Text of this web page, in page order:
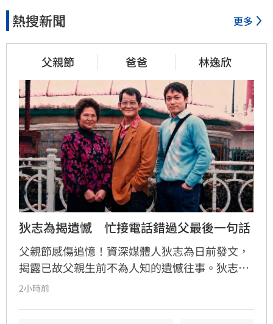
熱搜新聞 更多
父親節 爸爸 林逸欣
狄志為揭遺憾　忙接電話錯過父最後一句話
父親節感傷追憶！資深媒體人狄志為日前發文，
揭露已故父親生前不為人知的遺憾往事。狄志為
透露，父親一生以海為家，兩人相處時間極少，
2小時前